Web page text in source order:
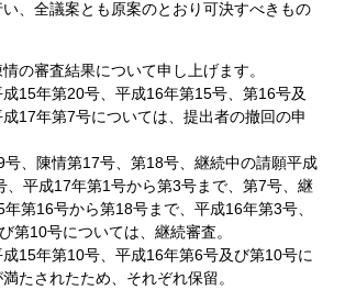
、全議案とも原案のとおり可決すべきもの
の審査結果について申し上げます。
15年第20号、平成16年第15号、第16号及
17年第7号については、提出者の撤回の申
、陳情第17号、第18号、継続中の請願平成
、平成17年第1号から第3号まで、第7号、継
第16号から第18号まで、平成16年第3号、
第10号については、継続審査。
15年第10号、平成16年第6号及び第10号に
たされたため、それぞれ保留。